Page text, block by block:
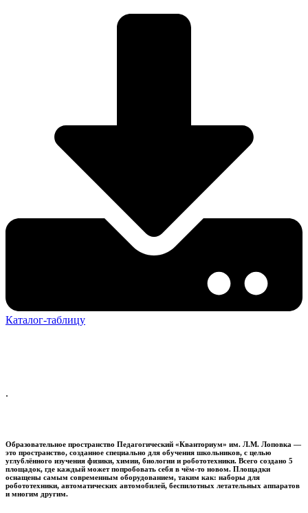
Каталог-таблицу
.
Образовательное пространство Педагогический «Кванториум» им. Л.М. Лоповка —
это пространство, созданное специально для обучения школьников, с целью
углублённого изучения физики, химии, биологии и робототехники. Всего создано 5
площадок, где каждый может попробовать себя в чём-то новом. Площадки
оснащены самым современным оборудованием, таким как: наборы для
робототехники, автоматических автомобилей, беспилотных летательных аппаратов
и многим другим.